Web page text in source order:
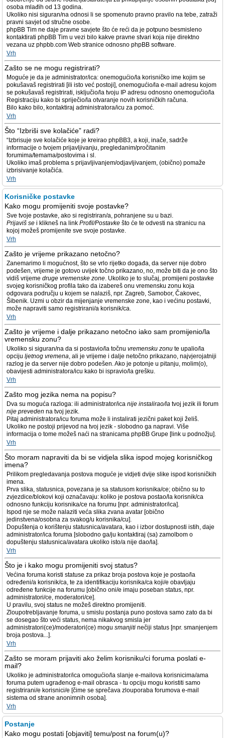
osoba mlađih od 13 godina.
Ukoliko nisi siguran/na odnosi li se spomenuto pravno pravilo na tebe, zatraži
pravni savjet od stručne osobe.
phpBB Tim ne daje pravne savjete što će reći da je potpuno besmisleno
kontaktirati phpBB Tim u vezi bilo kakve pravne stvari koja nije direktno
vezana uz phpbb.com Web stranice odnosno phpBB software.
Vrh
Zašto se ne mogu registrirati?
Moguće je da je administrator/ica: onemogućio/la korisničko ime kojim se
pokušavaš registrirati [ili isto već postoji], onemogućio/la e-mail adresu kojom
se pokušavaš registrirati, isključio/la tvoju IP adresu odnosno onemogućio/la
Registraciju kako bi spriječio/la otvaranje novih korisničkih računa.
Bilo kako bilo, kontaktiraj administratora/icu za pomoć.
Vrh
Što “Izbriši sve kolačiće” radi?
“Izbrisuje sve kolačiće koje je kreirao phpBB3, a koji, inače, sadrže
informacije o tvojem prijavljivanju, pregledanim/pročitanim
forumima/temama/postovima i sl.
Ukoliko imaš problema s prijavljivanjem/odjavljivanjem, (obično) pomaže
izbrisivanje kolačića.
Vrh
Korisničke postavke
Kako mogu promijeniti svoje postavke?
Sve tvoje postavke, ako si registriran/a, pohranjene su u bazi.
Prijaviš se i klikneš na link Profil/Postavke što će te odvesti na stranicu na
kojoj možeš promijenite sve svoje postavke.
Vrh
Zašto je vrijeme prikazano netočno?
Zanemarimo li mogućnost, što se vrlo rijetko događa, da server nije dobro
podešen, vrijeme je gotovo uvijek točno prikazano, no, može biti da je ono što
vidiš vrijeme druge vremenske zone. Ukoliko je to slučaj, promijeni postavke
svojeg korisničkog profila tako da izabereš onu vremensku zonu koja
odgovara području u kojem se nalaziš, npr. Zagreb, Samobor, Čakovec,
Šibenik. Uzmi u obzir da mijenjanje vremenske zone, kao i većinu postavki,
može napraviti samo registrirani/a korisnik/ca.
Vrh
Zašto je vrijeme i dalje prikazano netočno iako sam promijenio/la
vremensku zonu?
Ukoliko si siguran/na da si postavio/la točnu vremensku zonu te upalio/la
opciju ljetnog vremena, ali je vrijeme i dalje netočno prikazano, najvjerojatniji
razlog je da server nije dobro podešen. Ako je potonje u pitanju, molim(o),
obavijesti administratora/icu kako bi ispravio/la grešku.
Vrh
Zašto mog jezika nema na popisu?
Dva su moguća razloga: ili administrator/ica nije instalirao/la tvoj jezik ili forum
nije preveden na tvoj jezik.
Pitaj administratora/icu foruma može li instalirati jezični paket koji želiš.
Ukoliko ne postoji prijevod na tvoj jezik - slobodno ga napravi. Više
informacija o tome možeš naći na stranicama phpBB Grupe [link u podnožju].
Vrh
Što moram napraviti da bi se vidjela slika ispod mojeg korisničkog
imena?
Prilikom pregledavanja postova moguće je vidjeti dvije slike ispod korisničkih
imena.
Prva slika, statusnica, povezana je sa statusom korisnika/ce; obično su to
zvjezdice/blokovi koji označavaju: koliko je postova postao/la korisnik/ca
odnosno funkciju korisnika/ce na forumu [npr. administrator/ica].
Ispod nje se može nalaziti veća slika zvana avatar [obično
jedinstvena/osobna za svakog/u korisnika/cu].
Dopuštenja o korištenju statusnica/avatara, kao i izbor dostupnosti istih, daje
administrator/ica foruma [slobodno ga/ju kontaktiraj (sa) zamolbom o
dopuštenju statusnica/avatara ukoliko isto/a nije dao/la].
Vrh
Što je i kako mogu promijeniti svoj status?
Većina foruma koristi statuse za prikaz broja postova koje je postao/la
određeni/a korisnik/ca, te za identifikaciju korisnika/ca koji/e obavljaju
određene funkcije na forumu [obično oni/e imaju poseban status, npr.
administratori/ce, moderatori/ce].
U pravilu, svoj status ne možeš direktno promijeniti.
Zloupotrebljavanje foruma, u smislu postanja puno postova samo zato da bi
se dosegao što veći status, nema nikakvog smisla jer
administratori(ce)/moderatori(ce) mogu smanjiti nečiji status [npr. smanjenjem
broja postova...].
Vrh
Zašto se moram prijaviti ako želim korisniku/ci foruma poslati e-
mail?
Ukoliko je administrator/ica omogućio/la slanje e-mailova korisnicima/ama
foruma putem ugrađenog e-mail obrasca - tu opciju mogu koristiti samo
registrirani/e korisnici/e [čime se sprečava zlouporaba forumova e-mail
sistema od strane anonimnih osoba].
Vrh
Postanje
Kako mogu postati [objaviti] temu/post na forum(u)?